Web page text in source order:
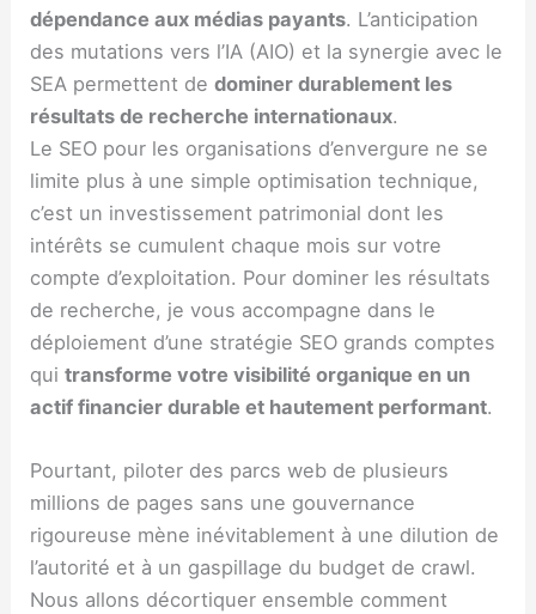
dépendance aux médias payants. L’anticipation
des mutations vers l’IA (AIO) et la synergie avec le
SEA permettent dedominer durablement les
résultats de recherche internationaux.
Le SEO pour les organisations d’envergure ne se
limite plus à une simple optimisation technique,
c’est un investissement patrimonial dont les
intérêts se cumulent chaque mois sur votre
compte d’exploitation. Pour dominer les résultats
de recherche, je vous accompagne dans le
déploiement d’une stratégie SEO grands comptes
quitransforme votre visibilité organique en un
actif financier durable et hautement performant.
Pourtant, piloter des parcs web de plusieurs
millions de pages sans une gouvernance
rigoureuse mène inévitablement à une dilution de
l’autorité et à un gaspillage du budget de crawl.
Nous allons décortiquer ensemble comment